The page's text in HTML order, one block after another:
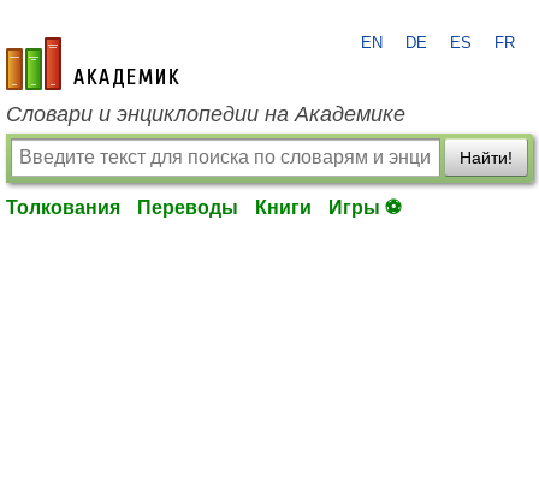
academic.ru
EN DE ES FR
Словари и энциклопедии на Академике
Найти!
Толкования Переводы Книги Игры ⚽